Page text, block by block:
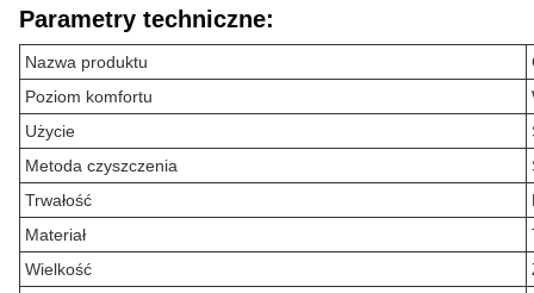
Parametry techniczne:
Nazwa produktu
Poziom komfortu
Użycie
Metoda czyszczenia
Trwałość
Materiał
Wielkość